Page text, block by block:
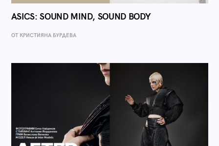
ASICS: SOUND MIND, SOUND BODY
ОТ КРИСТИЯНА БУРДЕВА